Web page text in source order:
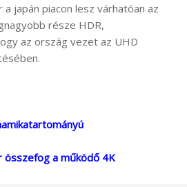
a japán piacon lesz várhatóan az
része HDR,
az ország vezet az UHD
összefog a működő 4K